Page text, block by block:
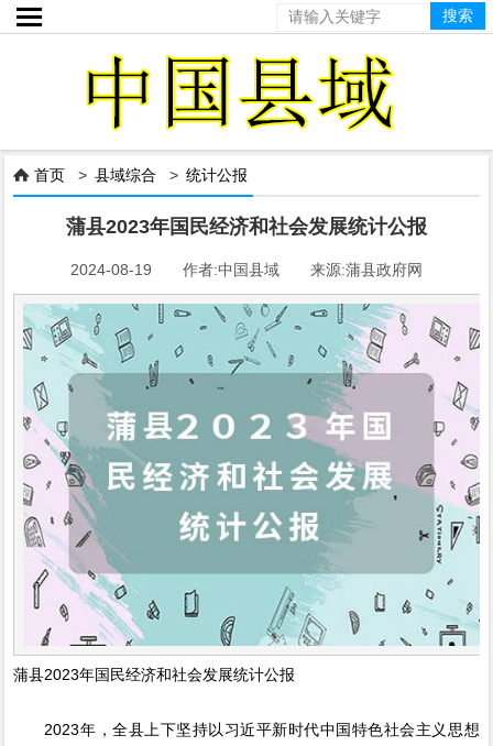

 首页 >县域综合 >统计公报
蒲县2023年国民经济和社会发展统计公报
2024-08-19 作者:中国县域 来源:蒲县政府网
蒲县2023年国民经济和社会发展统计公报
2023年，全县上下坚持以习近平新时代中国特色社会主义思想